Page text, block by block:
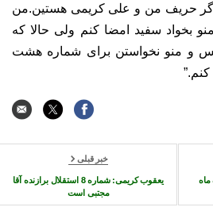
اگر حریف من و علی کریمی هستین.من
بخواد سفید امضا کنم ولی حالا که
و منو نخواستن برای شماره هشت
خبر قبلی
یعقوب کریمی: شماره 8 استقلال برازنده آقا
مجتبی است